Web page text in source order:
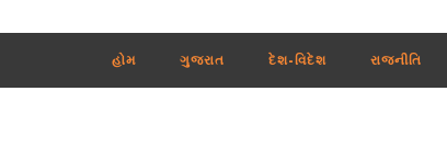
હોમ ગુજરાત દેશ-વિદેશ રાજનીતિ